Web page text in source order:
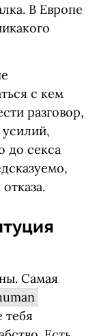
В Европе
с кем
разговор,
до секса
Самая
тебя